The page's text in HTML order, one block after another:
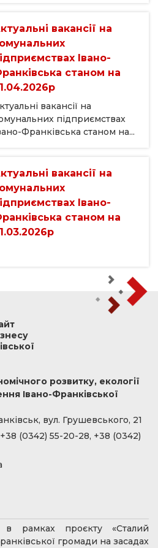
вакансії на
Івано-
станом на
вакансії на
підприємствах
Франківська станом на...
вакансії на
Івано-
станом на
розвитку, екології
Івано-Франківської
вул. Грушевського, 21
(0342) 55-20-28, +38 (0342)
в рамках проєкту «Сталий
громади на засадах